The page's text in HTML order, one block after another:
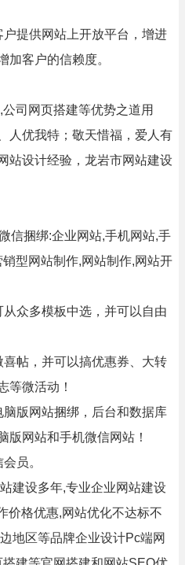
提供网站上开放平台，增进
加客户的信赖度。
司网页搭建等优势之道用
人优我特；敬天惜福，爱人有
站设计经验，龙岩市网站建设
信捆绑:企业网站,手机网站,手
型网站制作,网站制作,网站开
众多模板中选，并可以自由
帖，并可以搞优惠券、大转
等微活动！
版网站捆绑，后台和数据库
版网站和手机微信网站！
员。
建设多年,专业企业网站建设
价格优惠,网站优化不达标不
地区等品牌企业设计Pc端网